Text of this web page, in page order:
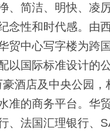
、简洁、明快、凌
念性和时代感。由
贸中心写字楼为跨
以国际标准设计的
酒店及中央公园
准的商务平台。华
、法国汇理银行、